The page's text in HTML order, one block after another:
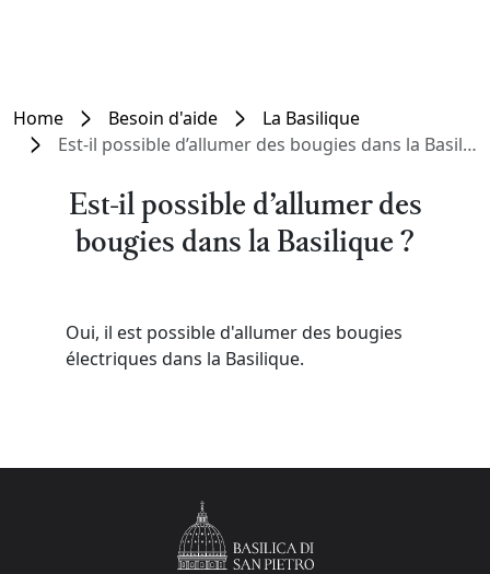
Home Besoin d'aide
La Basilique
Est-il possible d’allumer des bougies dans la Basilique ?
Est-il possible d’allumer des
bougies dans la Basilique ?
Oui, il est possible d'allumer des bougies
électriques dans la Basilique.